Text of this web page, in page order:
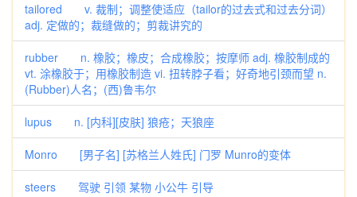
tailored v. 裁制；调整使适应（tailor的过去式和过去分词）
adj. 定做的；裁缝做的；剪裁讲究的
rubber n. 橡胶；橡皮；合成橡胶；按摩师 adj. 橡胶制成的
vt. 涂橡胶于；用橡胶制造 vi. 扭转脖子看；好奇地引颈而望 n.
(Rubber)人名；(西)鲁韦尔
lupus n. [内科][皮肤] 狼疮；天狼座
Monro [男子名] [苏格兰人姓氏] 门罗 Munro的变体
steers 驾驶 引领 某物 小公牛 引导